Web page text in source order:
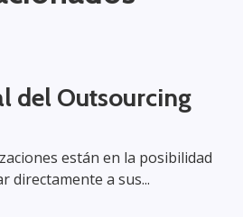
del Outsourcing
están en la posibilidad
directamente a sus...